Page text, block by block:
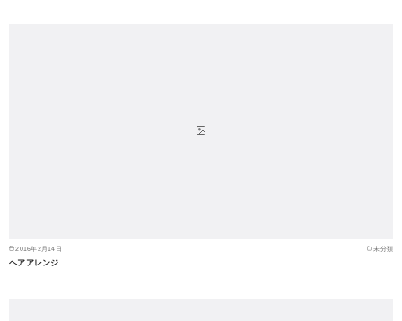
2016年2月14日 未分類
ヘアアレンジ